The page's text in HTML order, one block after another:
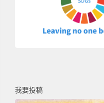
我要投稿